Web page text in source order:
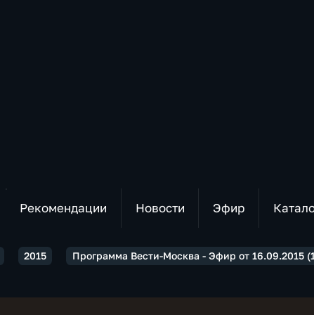
Рекомендации Новости Эфир
2015 Программа Вести-Москва - Эфир от 16.09.2015